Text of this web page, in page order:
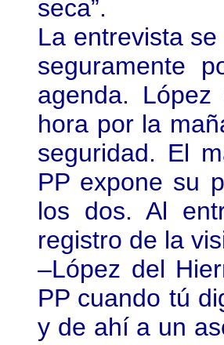
seca”.
La entrevista
seguramente
agenda.
hora por la
seguridad. El
PP expone su
los dos. Al
registro de la
–López del
PP cuando tú
y de ahí a un